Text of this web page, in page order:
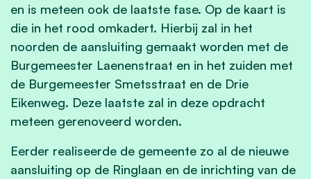
en is meteen ook de laatste fase. Op de kaart is
die in het rood omkadert. Hierbij zal in het
noorden de aansluiting gemaakt worden met de
Burgemeester Laenenstraat en in het zuiden met
de Burgemeester Smetsstraat en de Drie
Eikenweg. Deze laatste zal in deze opdracht
meteen gerenoveerd worden.
Eerder realiseerde de gemeente zo al de nieuwe
aansluiting op de Ringlaan en de inrichting van de